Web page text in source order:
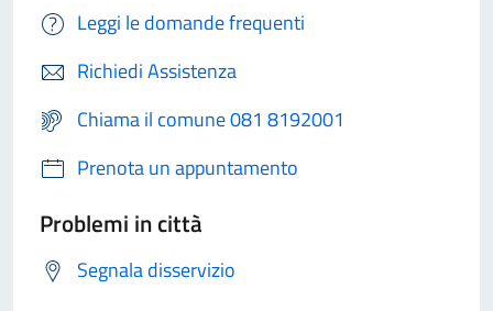
Leggi le domande frequenti
Richiedi Assistenza
Chiama il comune 081 8192001
Prenota un appuntamento
Problemi in città
Segnala disservizio